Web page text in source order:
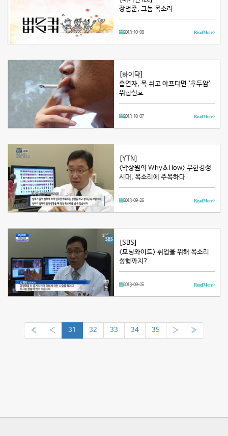
장범준, 그놈 목소리
2013-10-08 Read More >
[하이닥]
흡연자, 목 쉬고 아프다면 ‘후두암’
위험신호
2013-10-07 Read More >
[YTN]
<박상원의 Why&How> 무한경쟁
시대, 목소리에 주목하다
2013-09-26 Read More >
[SBS]
<모닝와이드> 취업을 위해 목소리
성형까지?
2013-09-25 Read More >
« ‹ 31 32 33 34 35 › »